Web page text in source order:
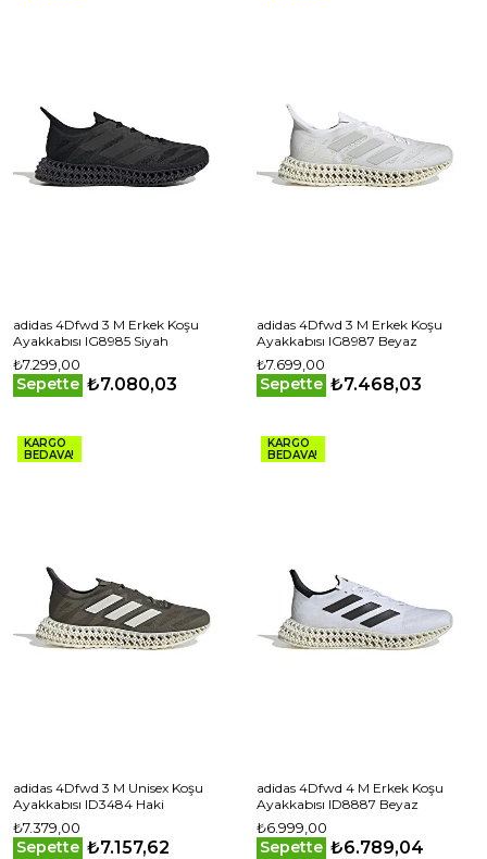
adidas 4Dfwd 3 M Erkek Koşu
Ayakkabısı IG8985 Siyah
₺7.299,00
Sepette ₺7.080,03
adidas 4Dfwd 3 M Erkek Koşu
Ayakkabısı IG8987 Beyaz
₺7.699,00
Sepette ₺7.468,03
KARGO
BEDAVA!
adidas 4Dfwd 3 M Unisex Koşu
Ayakkabısı ID3484 Haki
₺7.379,00
Sepette ₺7.157,62
KARGO
BEDAVA!
adidas 4Dfwd 4 M Erkek Koşu
Ayakkabısı ID8887 Beyaz
₺6.999,00
Sepette ₺6.789,04